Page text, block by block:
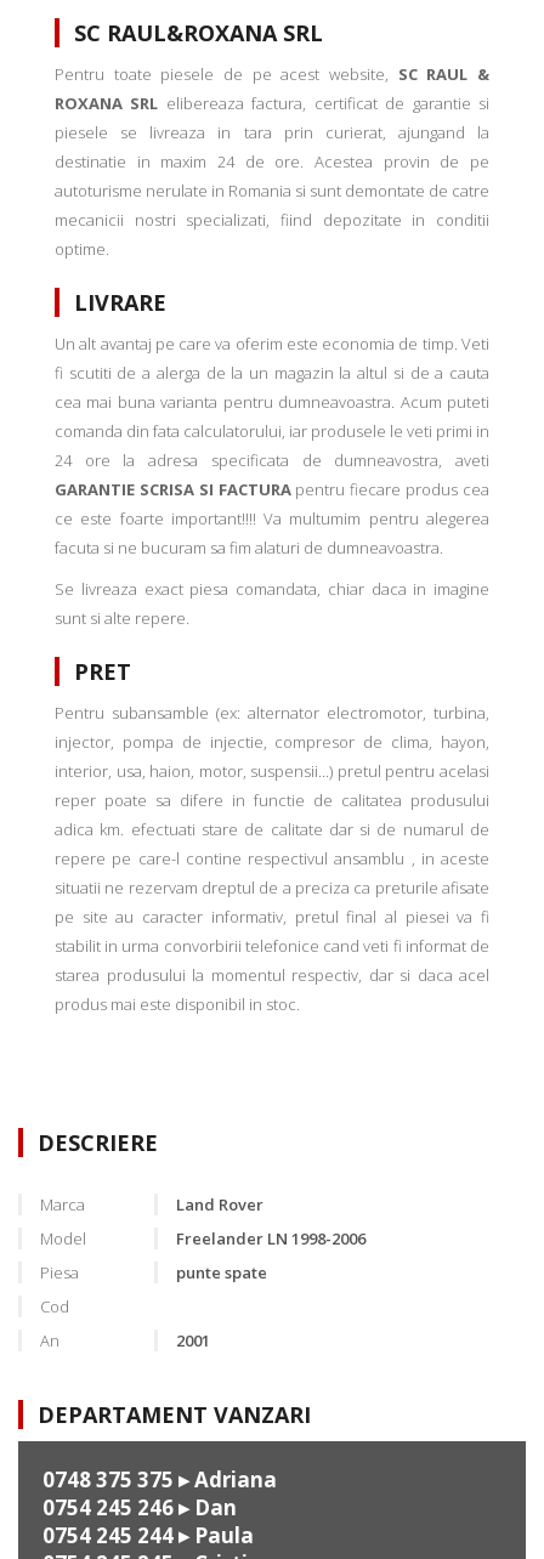
SC RAUL&ROXANA SRL
Pentru toate piesele de pe acest website, SC RAUL &
ROXANA SRL elibereaza factura, certificat de garantie si
piesele se livreaza in tara prin curierat, ajungand la
destinatie in maxim 24 de ore. Acestea provin de pe
autoturisme nerulate in Romania si sunt demontate de catre
mecanicii nostri specializati, fiind depozitate in conditii
optime.
LIVRARE
Un alt avantaj pe care va oferim este economia de timp. Veti
fi scutiti de a alerga de la un magazin la altul si de a cauta
cea mai buna varianta pentru dumneavoastra. Acum puteti
comanda din fata calculatorului, iar produsele le veti primi in
24 ore la adresa specificata de dumneavostra, aveti
GARANTIE SCRISA SI FACTURApentru fiecare produs cea
ce este foarte important!!!! Va multumim pentru alegerea
facuta si ne bucuram sa fim alaturi de dumneavoastra.
Se livreaza exact piesa comandata, chiar daca in imagine
sunt si alte repere.
PRET
Pentru subansamble (ex: alternator electromotor, turbina,
injector, pompa de injectie, compresor de clima, hayon,
interior, usa, haion, motor, suspensii...) pretul pentru acelasi
reper poate sa difere in functie de calitatea produsului
adica km. efectuati stare de calitate dar si de numarul de
repere pe care-l contine respectivul ansamblu , in aceste
situatii ne rezervam dreptul de a preciza ca preturile afisate
pe site au caracter informativ, pretul final al piesei va fi
stabilit in urma convorbirii telefonice cand veti fi informat de
starea produsului la momentul respectiv, dar si daca acel
produs mai este disponibil in stoc.
DESCRIERE
Marca
Land Rover
Model
Freelander LN 1998-2006
Piesa
punte spate
Cod
An
2001
DEPARTAMENT VANZARI
0748 375 375 ▸ Adriana
0754 245 246▸ Dan
0754 245 244▸ Paula